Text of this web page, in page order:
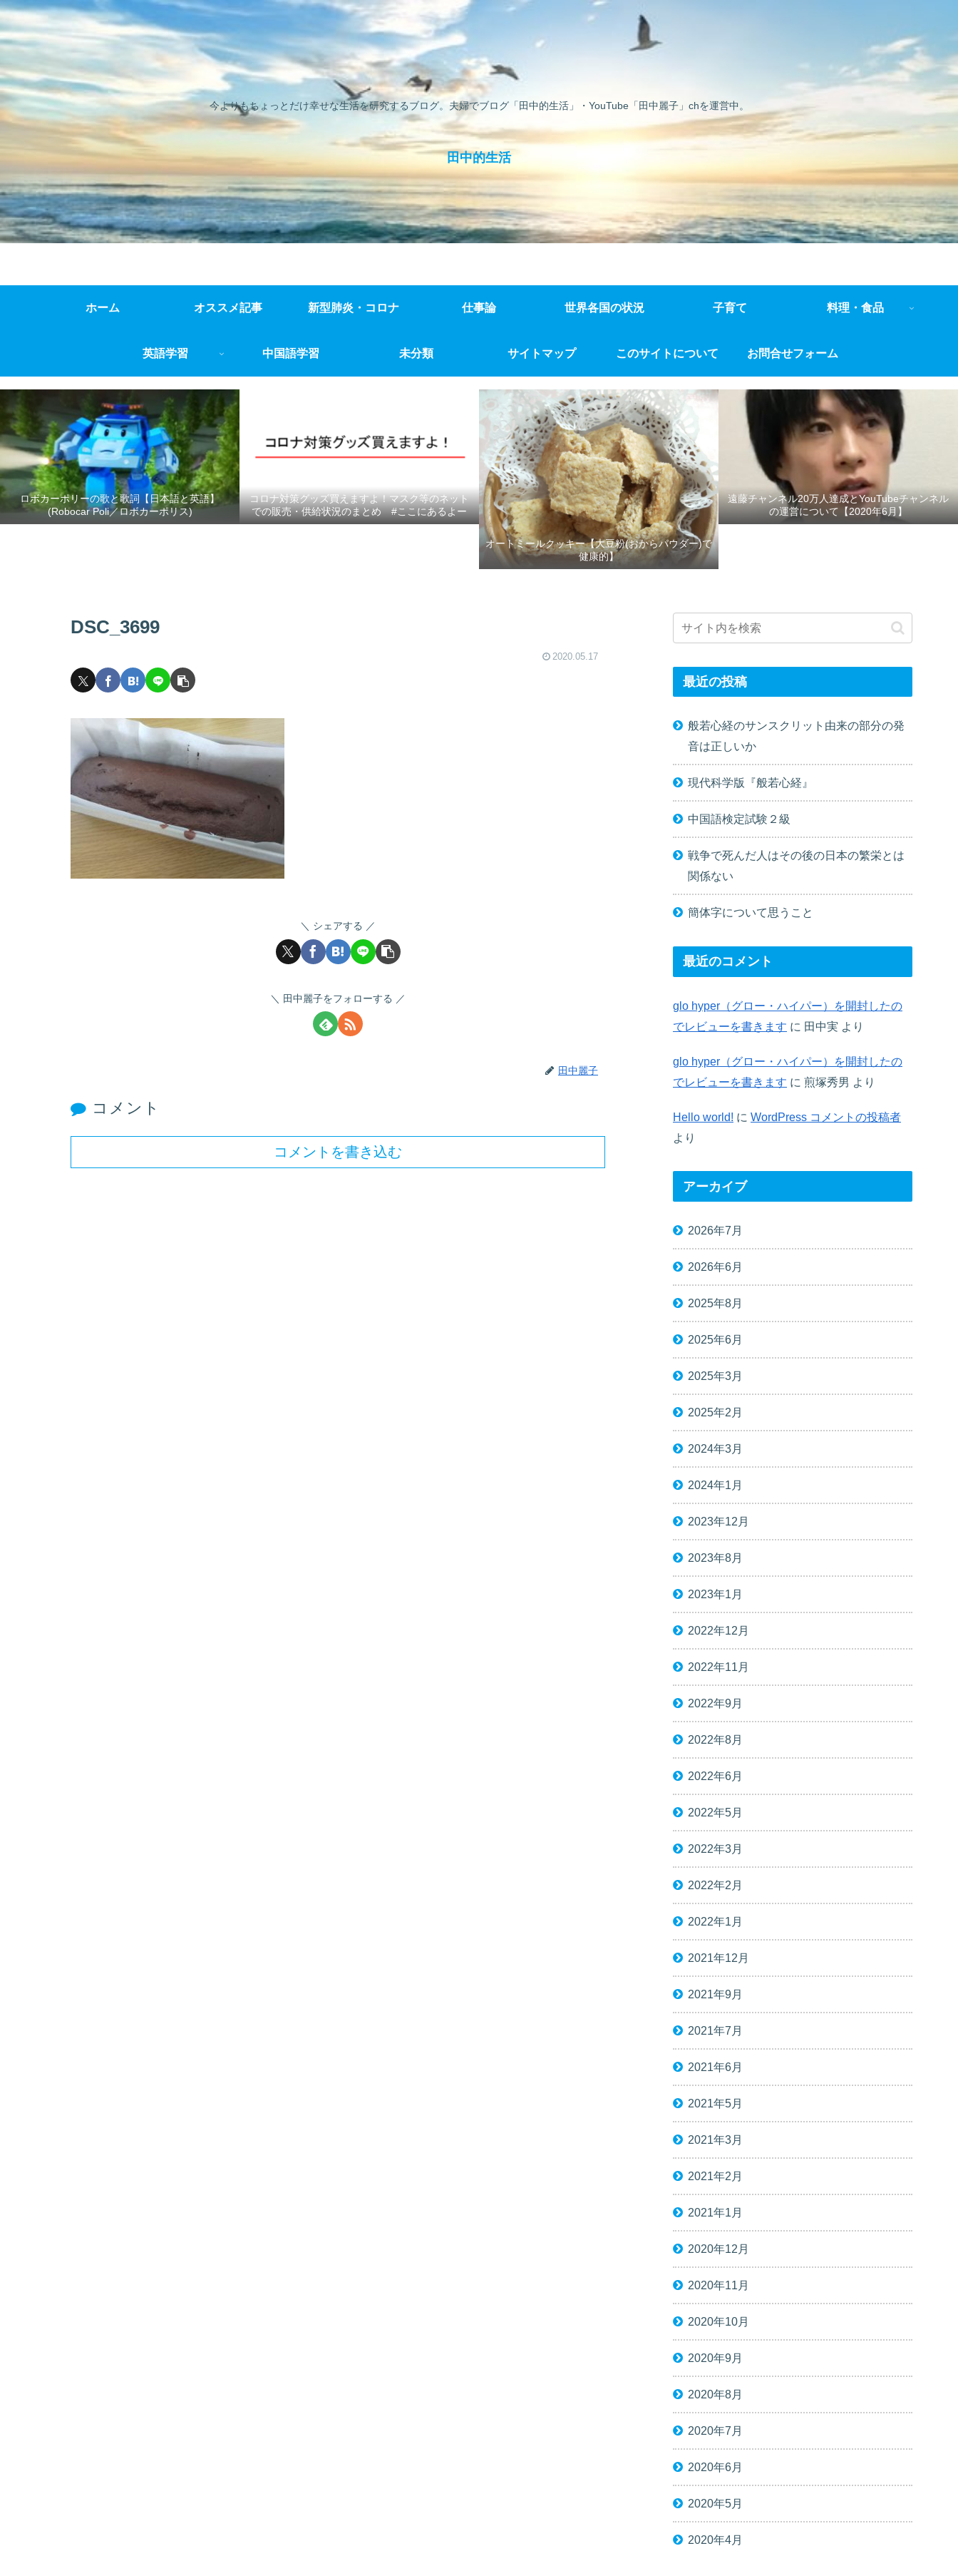
今よりもちょっとだけ幸せな生活を研究するブログ。夫婦でブログ「田中的生活」・YouTube「田中麗子」chを運営中。
田中的生活
ホーム オススメ記事 新型肺炎・コロナ 仕事論 世界各国の状況 子育て 料理・食品
英語学習 中国語学習 未分類 サイトマップ このサイトについて お問合せフォーム
ロボカーポリーの歌と歌詞【日本語と英語】
(Robocar Poli／ロボカーポリス)
コロナ対策グッズ買えますよ！マスク等のネット
での販売・供給状況のまとめ #ここにあるよー
オートミールクッキー【大豆粉(おからパウダー)で
健康的】
遠藤チャンネル20万人達成とYouTubeチャンネル
の運営について【2020年6月】
DSC_3699
2020.05.17
シェアする
田中麗子をフォローする
田中麗子
コメント
コメントを書き込む
最近の投稿
般若心経のサンスクリット由来の部分の発
音は正しいか
現代科学版『般若心経』
中国語検定試験２級
戦争で死んだ人はその後の日本の繁栄とは
関係ない
簡体字について思うこと
最近のコメント
glo hyper（グロー・ハイパー）を開封したの
でレビューを書きます に 田中実 より
glo hyper（グロー・ハイパー）を開封したの
でレビューを書きます に 煎塚秀男 より
Hello world! に WordPress コメントの投稿者
より
アーカイブ
2026年7月
2026年6月
2025年8月
2025年6月
2025年3月
2025年2月
2024年3月
2024年1月
2023年12月
2023年8月
2023年1月
2022年12月
2022年11月
2022年9月
2022年8月
2022年6月
2022年5月
2022年3月
2022年2月
2022年1月
2021年12月
2021年9月
2021年7月
2021年6月
2021年5月
2021年3月
2021年2月
2021年1月
2020年12月
2020年11月
2020年10月
2020年9月
2020年8月
2020年7月
2020年6月
2020年5月
2020年4月